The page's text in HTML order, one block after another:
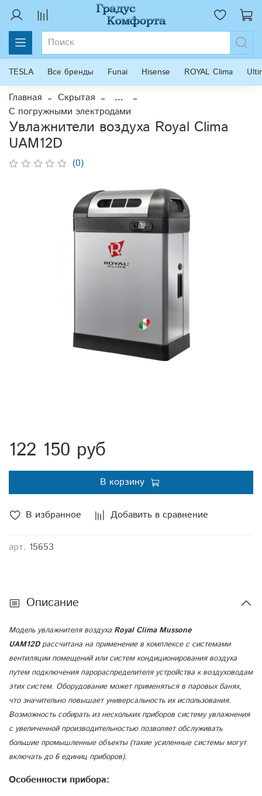
TESLA Все бренды Funai Hisense ROYAL Clima
Главная Скрытая
...
С погружными электродами
Увлажнители воздуха Royal Clima
UAM12D
(0)
В избранное Добавить в сравнение
арт. 15653
122 150 руб
В корзину
Описание
Модель увлажнителя воздуха Royal Clima Mussone
UAM12Dрассчитана на применение в комплексе с системами
вентиляции помещений или систем кондиционирования воздуха
путем подключения парораспределителя устройства к воздуховодам
этих систем. Оборудование может применяться в паровых банях,
что значительно повышает универсальность их использования.
Возможность собирать из нескольких приборов систему увлажнения
с увеличенной производительностью позволяет обслуживать
большие промышленные объекты (такие усиленные системы могут
включать до 6 единиц приборов).
Особенности прибора: